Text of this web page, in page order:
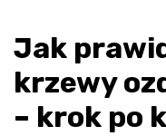
Jak
krzewy
– krok po